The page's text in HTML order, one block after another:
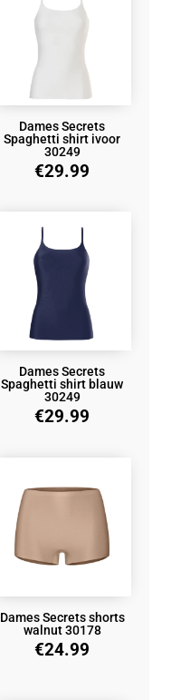
Dames Secrets
Spaghetti shirt ivoor
30249
€29.99
Dames Secrets
Spaghetti shirt blauw
30249
€29.99
Dames Secrets shorts
walnut 30178
€24.99